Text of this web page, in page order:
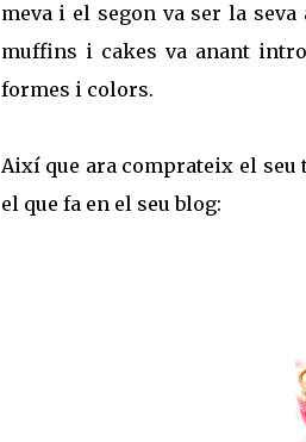
meva i el segon va ser la
muffins i cakes va anant
formes i colors.
Així que ara comprateix el
el que fa en el seu blog: